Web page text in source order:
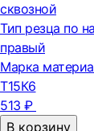
сквозной
Тип резца по
правый
Марка
Т15К6
513 ₽
В корзину